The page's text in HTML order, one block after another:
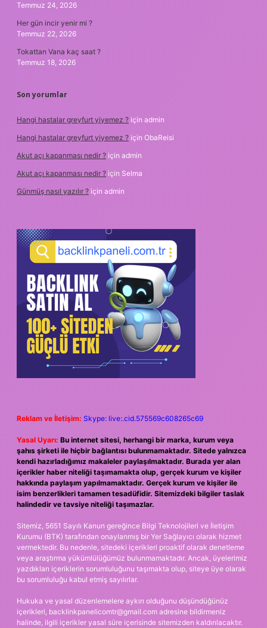
Temmuz 24, 2026
Her gün incir yenir mi ?
Temmuz 22, 2026
Tokattan Vana kaç saat ?
Temmuz 18, 2026
Son yorumlar
Hangi hastalar greyfurt yiyemez ? için admin
Hangi hastalar greyfurt yiyemez ? için ObaReisi
Akut açı kapanması nedir ? için admin
Akut açı kapanması nedir ? için Selma
Günmüş nasıl yazılır ? için admin
Reklam ve İletişim: Skype: live:.cid.575569c608265c69
Yasal Uyarı: Bu internet sitesi, herhangi bir marka, kurum veya
şahıs şirketi ile hiçbir bağlantısı bulunmamaktadır. Sitede yalnızca
kendi hazırladığımız makaleler paylaşılmaktadır. Burada yer alan
içerikler haber niteliği taşımamakta olup, gerçek kurum ve kişiler
hakkında paylaşım yapılmamaktadır. Gerçek kurum ve kişiler ile
isim benzerlikleri tamamen tesadüfidir. Sitemizdeki bilgiler taslak
halindedir ve tavsiye niteliği taşımazlar.
Sitemiz, 5651 Sayılı Kanun gereğince Bilgi Teknolojileri ve İletişim
Kurumu (BTK) tarafından onaylanmış bir Yer Sağlayıcı olarak hizmet
vermektedir. Bu nedenle, sitedeki içerikleri proaktif olarak denetleme
veya araştırma yükümlülüğümüz bulunmamaktadır. Ancak, üyelerimiz
yazdıkları içeriklerin sorumluluğunu taşımakta olup, siteye üye olarak
bu sorumluluğu kabul etmiş sayılırlar.
Hukuka ve yasal düzenlemelere aykırı olduğunu düşündüğünüz
içerikleri, backlinkpanelicomtr@gmail.com adresine bildirmeniz
halinde, ilgili içerikler yasal süre içerisinde sitemizden kaldırılacaktır.